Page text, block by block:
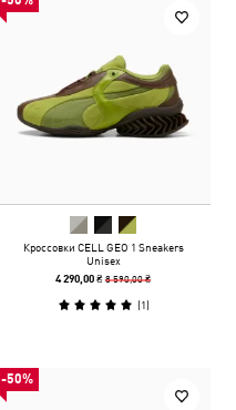
Кроссовки CELL GEO 1 Sneakers
Unisex
4 290,00 ₴8 590,00 ₴
(1)
-50%